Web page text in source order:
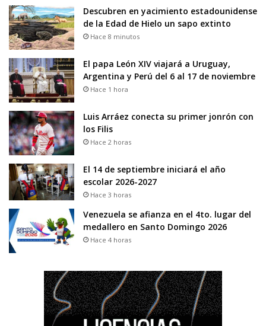
Descubren en yacimiento estadounidense
de la Edad de Hielo un sapo extinto
Hace 8 minutos
El papa León XIV viajará a Uruguay,
Argentina y Perú del 6 al 17 de noviembre
Hace 1 hora
Luis Arráez conecta su primer jonrón con
los Filis
Hace 2 horas
El 14 de septiembre iniciará el año
escolar 2026-2027
Hace 3 horas
Venezuela se afianza en el 4to. lugar del
medallero en Santo Domingo 2026
Hace 4 horas